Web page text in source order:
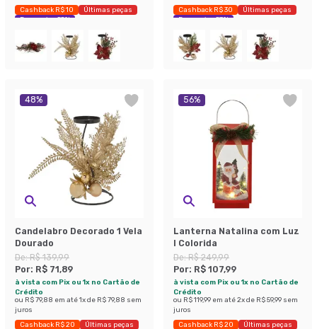
Cashback R$ 10
Últimas peças
Economize 55%
Cashback R$ 30
Últimas peças
Economize 57%
48%
Candelabro Decorado 1 Vela
Dourado
De:R$ 139,99
Por: R$ 71,89
à vista com Pix ou 1x no Cartão de
Crédito
ou R$ 79,88 em até1x de R$ 79,88 sem
juros
Cashback R$ 20
Últimas peças
56%
Lanterna Natalina com Luz
I Colorida
De:R$ 249,99
Por: R$ 107,99
à vista com Pix ou 1x no Cartão de
Crédito
ou R$ 119,99 em até2x de R$ 59,99 sem
juros
Cashback R$ 20
Últimas peças